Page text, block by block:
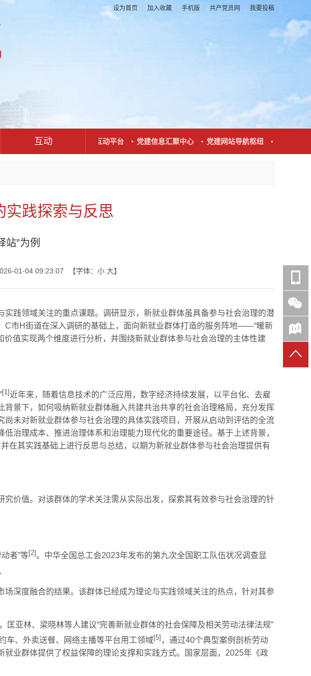
设为首页 | 加入收藏 | 手机版 | 共产党员网 | 我要投稿
互动
党建头条微信公众号
党群联系互动平台 党建信息汇聚中心 党建网站导航枢纽 党建新闻发
实践探索与反思
”为例
01-04 09:23:07 【字体： 小 大】
践领域关注的重点课题。调研显示，新就业群体虽具备参与社会治理的潜
C市H街道在深入调研的基础上，面向新就业群体打造的服务阵地——“暖新
值实现两个维度进行分析，并围绕新就业群体参与社会治理的主体性建
[1]近年来，随着信息技术的广泛应用，数字经济持续发展，以平台化、去雇
景下，如何吸纳新就业群体融入共建共治共享的社会治理格局，充分发挥
未对新就业群体参与社会治理的具体实践项目，开展从启动到评估的全流
治理成本、推进治理体系和治理能力现代化的重要途径。基于上述背景，
在其实践基础上进行反思与总结，以期为新就业群体参与社会治理提供有
价值。对该群体的学术关注需从实际出发，探索其有效参与社会治理的针
者”等[2]。中华全国总工会2023年发布的第九次全国职工队伍状况调查显
深度融合的结果。该群体已经成为理论与实践领域关注的热点，针对其参
亚林、梁晓林等人建议“完善新就业群体的社会保障及相关劳动法律法规”
车、外卖送餐、网络主播等平台用工领域[5] ，通过40个典型案例剖析劳动
业群体提供了权益保障的理论支撑和实践方式。国家层面，2025年《政